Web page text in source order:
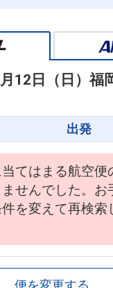
12日（日）福
出発
てはまる航空便
せんでした。お
を変えて再検索